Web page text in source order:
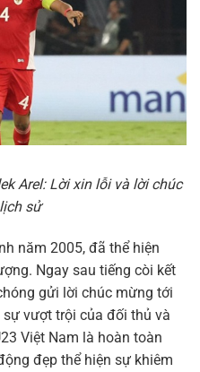
Arel: Lời xin lỗi và lời chúc
sử
năm 2005, đã thể hiện
Ngay sau tiếng còi kết
gửi lời chúc mừng tới
vượt trội của đối thủ và
Việt Nam là hoàn toàn
đẹp thể hiện sự khiêm